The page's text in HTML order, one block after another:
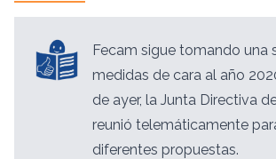
Fecam sigue tomando una
medidas de cara al año
de ayer, la Junta Directiva
reunió telemáticamente
diferentes propuestas.